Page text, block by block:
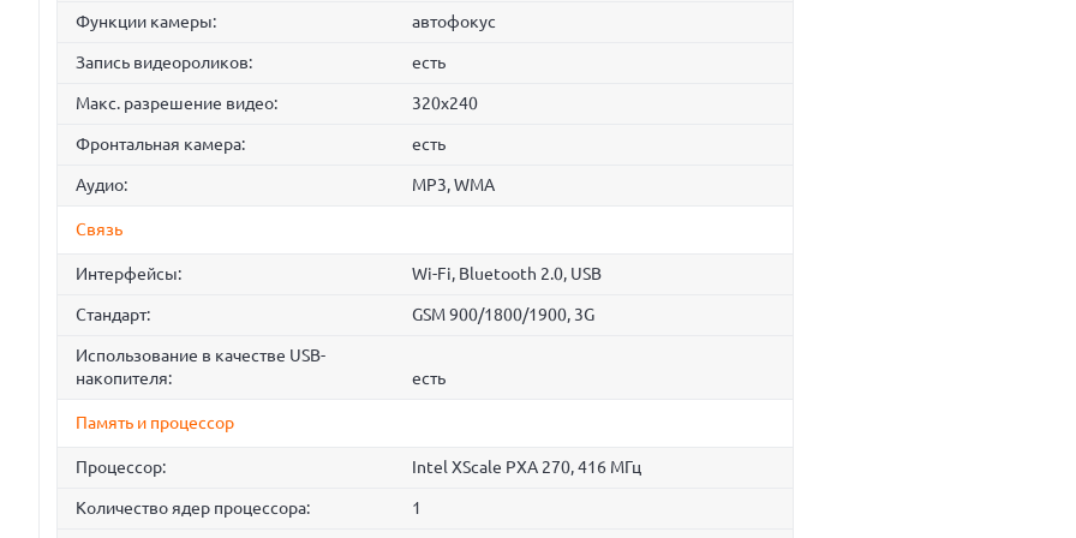
Функции камеры: автофокус
Запись видеороликов: есть
Макс. разрешение видео: 320x240
Фронтальная камера: есть
Аудио: MP3, WMA
Связь
Интерфейсы: Wi-Fi, Bluetooth 2.0, USB
Стандарт: GSM 900/1800/1900, 3G
Использование в качестве USB-
накопителя:
есть
Память и процессор
Процессор: Intel XScale PXA 270, 416 МГц
Количество ядер процессора: 1